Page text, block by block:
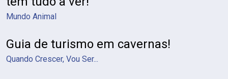
Mundo Animal
Guia de turismo em cavernas!
Quando Crescer, Vou Ser...